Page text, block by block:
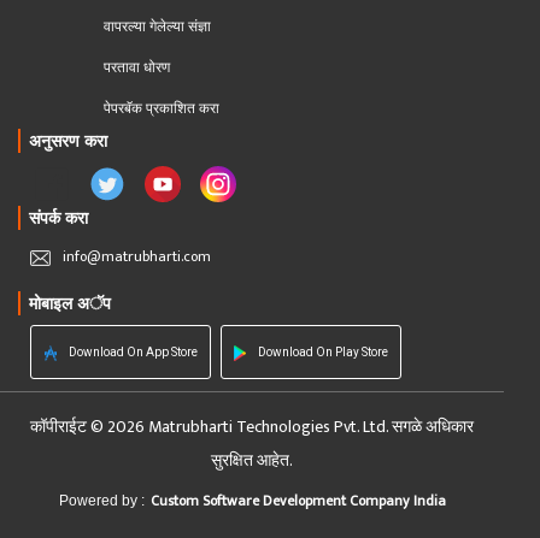
वापरल्या गेलेल्या संज्ञा
परतावा धोरण
पेपरबॅक प्रकाशित करा
अनुसरण करा
संपर्क करा
info@matrubharti.com
मोबाइल अॅप
Download On App Store Download On Play Store
कॉपीराईट © 2026 Matrubharti Technologies Pvt. Ltd. सगळे अधिकार
सुरक्षित आहेत.
Powered by : Custom Software Development Company India